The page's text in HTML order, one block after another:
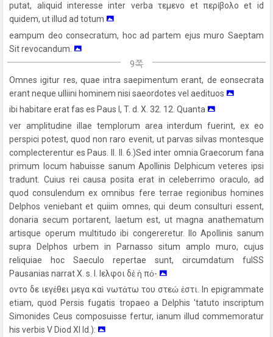
putat, aliquid interesse inter verba τεμενο et περίβολο et id
quidem, ut illud ad totum
eampum deo consecratum, hoc ad partem ejus muro Saeptam
Sit revocandum.
9쪽
Omnes igitur res, quae intra saepimentum erant, de eonsecrata
erant neque ulliini hominem nisi saeordotes vel aedituos
ibi habitare erat fas es Paus I, T. d. X. 32. 12. Quanta
ver amplitudine illae templorum area interdum fuerint, ex eo
perspici potest, quod non raro evenit, ut parvas silvas montesque
complecterentur es Paus. II. II. 6.)Sed inter omnia Graecorum fana
primum locum habuisse sanum Apollinis Delphicum veteres ipsi
tradunt. Cuius rei causa posita erat in celeberrimo oraculo, ad
quod consulendum ex omnibus fere terrae regionibus homines
Delphos veniebant et quiim omnes, qui deum consulturi essent,
donaria secum portarent, laetum est, ut magna anathematum
artisque operum multitudo ibi congereretur. IIo Apollinis sanum
supra Delphos urbem in Parnasso situm amplo muro, cujus
reliquiae hoc Saeculo repertae sunt, circumdatum fulSS
Pausanias narrat X. s. I. Iελφοι δἐ ὴ πό-
οντο δε ιεγέθει μεγα καὶ νωτάτω του στεώ ἐστι. In epigrammate
etiam, quod Persis fugatis tropaeo a Delphis 'tatuto inscriptum
Simonides Ceus composuisse fertur, ianum illud commemoratur
his verbis V Diod XI Id.):